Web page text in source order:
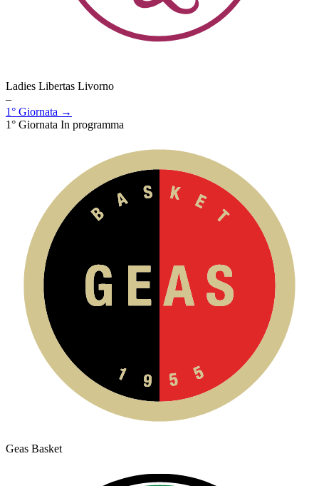
Ladies Libertas Livorno
–
1° Giornata →
1° Giornata In programma
Geas Basket